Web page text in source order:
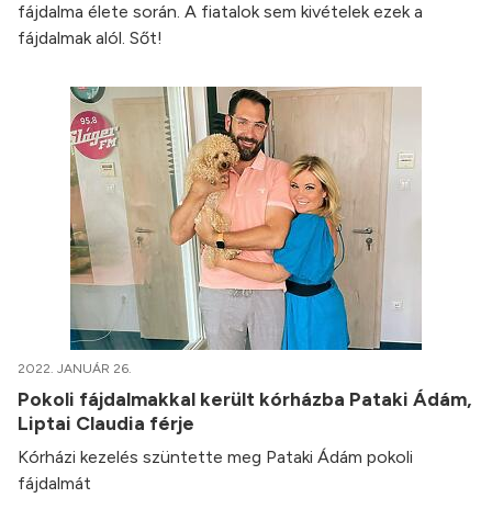
fájdalma élete során. A fiatalok sem kivételek ezek a
fájdalmak alól. Sőt!
2022. JANUÁR 26.
Pokoli fájdalmakkal került kórházba Pataki Ádám,
Liptai Claudia férje
Kórházi kezelés szüntette meg Pataki Ádám pokoli
fájdalmát